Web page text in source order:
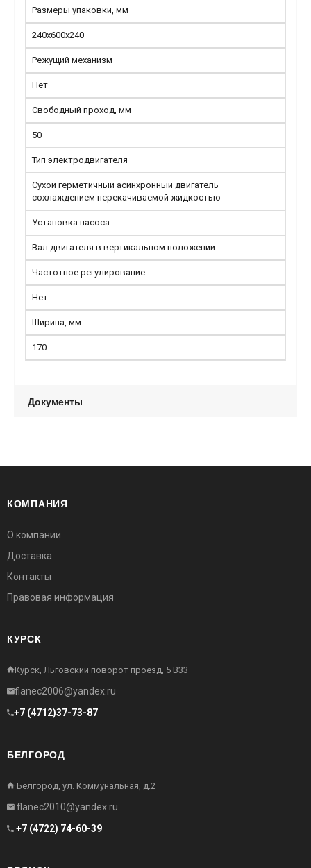
Размеры упаковки, мм
240х600х240
Режущий механизм
Нет
Свободный проход, мм
50
Тип электродвигателя
Сухой герметичный асинхронный двигатель
сохлаждением перекачиваемой жидкостью
Установка насоса
Вал двигателя в вертикальном положении
Частотное регулирование
Нет
Ширина, мм
170
Документы
КОМПАНИЯ
О компании
Доставка
Контакты
Правовая информация
КУРСК
Курск, Льговский поворот проезд, 5 В33
flanec2006@yandex.ru
+7 (4712)37-73-87
БЕЛГОРОД
Белгород, ул. Коммунальная, д.2
flanec2010@yandex.ru
+7 (4722) 74-60-39